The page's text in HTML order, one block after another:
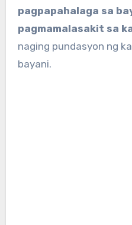
pagpapahalaga sa
pagmamalasakit sa
naging pundasyon ng
bayani.